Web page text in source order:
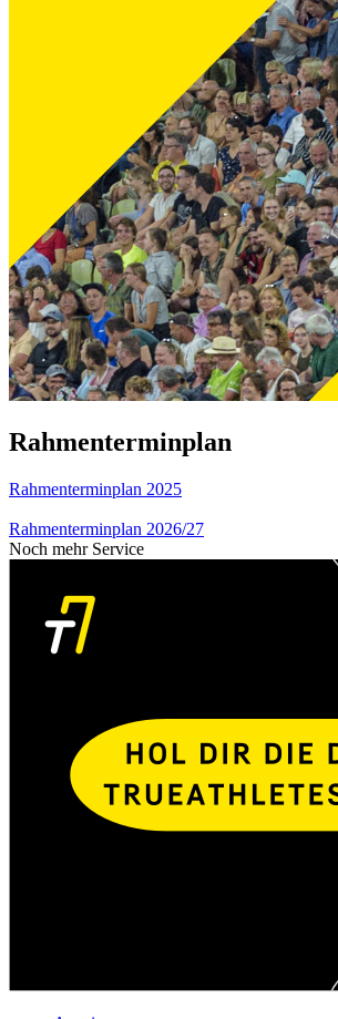
Rahmenterminplan
Rahmenterminplan 2025
Rahmenterminplan 2026/27
Noch mehr Service